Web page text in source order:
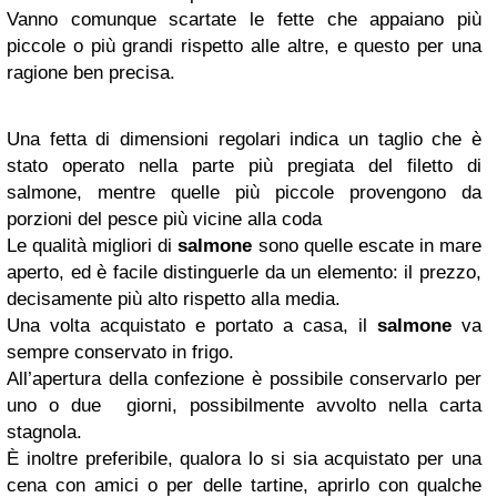
Vanno comunque scartate le fette che appaiano più
piccole o più grandi rispetto alle altre, e questo per una
ragione ben precisa.
Una fetta di dimensioni regolari indica un taglio che è
stato operato nella parte più pregiata del filetto di
salmone, mentre quelle più piccole provengono da
porzioni del pesce più vicine alla coda
Le qualità migliori disalmone sono quelle escate in mare
aperto, ed è facile distinguerle da un elemento: il prezzo,
decisamente più alto rispetto alla media.
Una volta acquistato e portato a casa, il salmone va
sempre conservato in frigo.
All’apertura della confezione è possibile conservarlo per
uno o due giorni, possibilmente avvolto nella carta
stagnola.
È inoltre preferibile, qualora lo si sia acquistato per una
cena con amici o per delle tartine, aprirlo con qualche